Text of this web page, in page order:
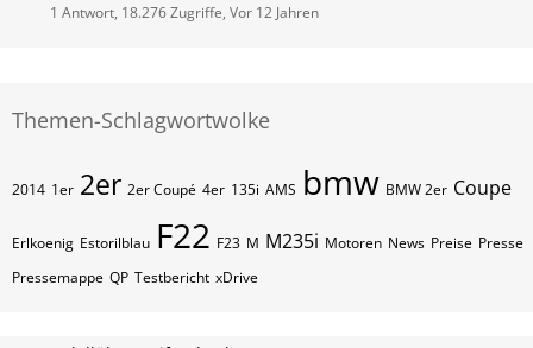
1 Antwort, 18.276 Zugriffe, Vor 12 Jahren
Themen-Schlagwortwolke
2014 1er 2er 2er Coupé 4er 135i AMS bmw BMW 2er Coupe
Erlkoenig Estorilblau F22 F23 M M235i Motoren News Preise Presse
Pressemappe QP Testbericht xDrive